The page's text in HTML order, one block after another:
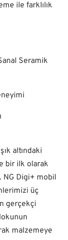
ile farklılık
Seramik
altındaki
bir ilk olarak
NG Digi+ mobil
üç
gerçekçi
malzemeye